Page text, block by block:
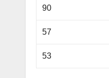
90
57
53